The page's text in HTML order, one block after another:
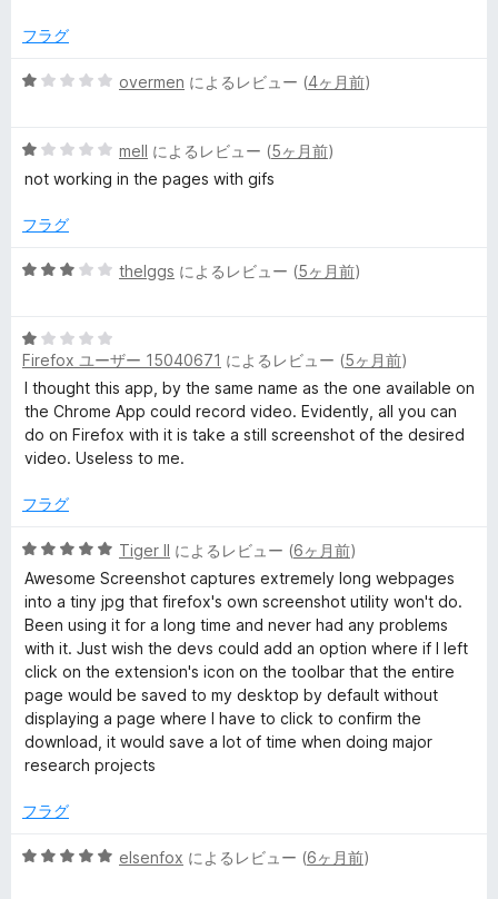
評
中
の
フラグ
5
中
1
評
overmen によるレビュー (4ヶ月前)
5
段
中
の
mell によるレビュー (5ヶ月前)
not working in the pages with gifs
フラグ
5
中
3
の
評
価
theIggs によるレビュー (5ヶ月前)
5
段
階
中
1
の
価
Firefox ユーザー 15040671 によるレビュー (5ヶ月前)
I thought this app, by the same name as the one available on
the Chrome App could record video. Evidently, all you can
do on Firefox with it is take a still screenshot of the desired
video. Useless to me.
フラグ
5
段
階
中
5
の
評
価
Tiger II によるレビュー (6ヶ月前)
Awesome Screenshot captures extremely long webpages
into a tiny jpg that firefox's own screenshot utility won't do.
Been using it for a long time and never had any problems
with it. Just wish the devs could add an option where if I left
click on the extension's icon on the toolbar that the entire
page would be saved to my desktop by default without
displaying a page where I have to click to confirm the
download, it would save a lot of time when doing major
research projects
フラグ
5
elsenfox によるレビュー (6ヶ月前)